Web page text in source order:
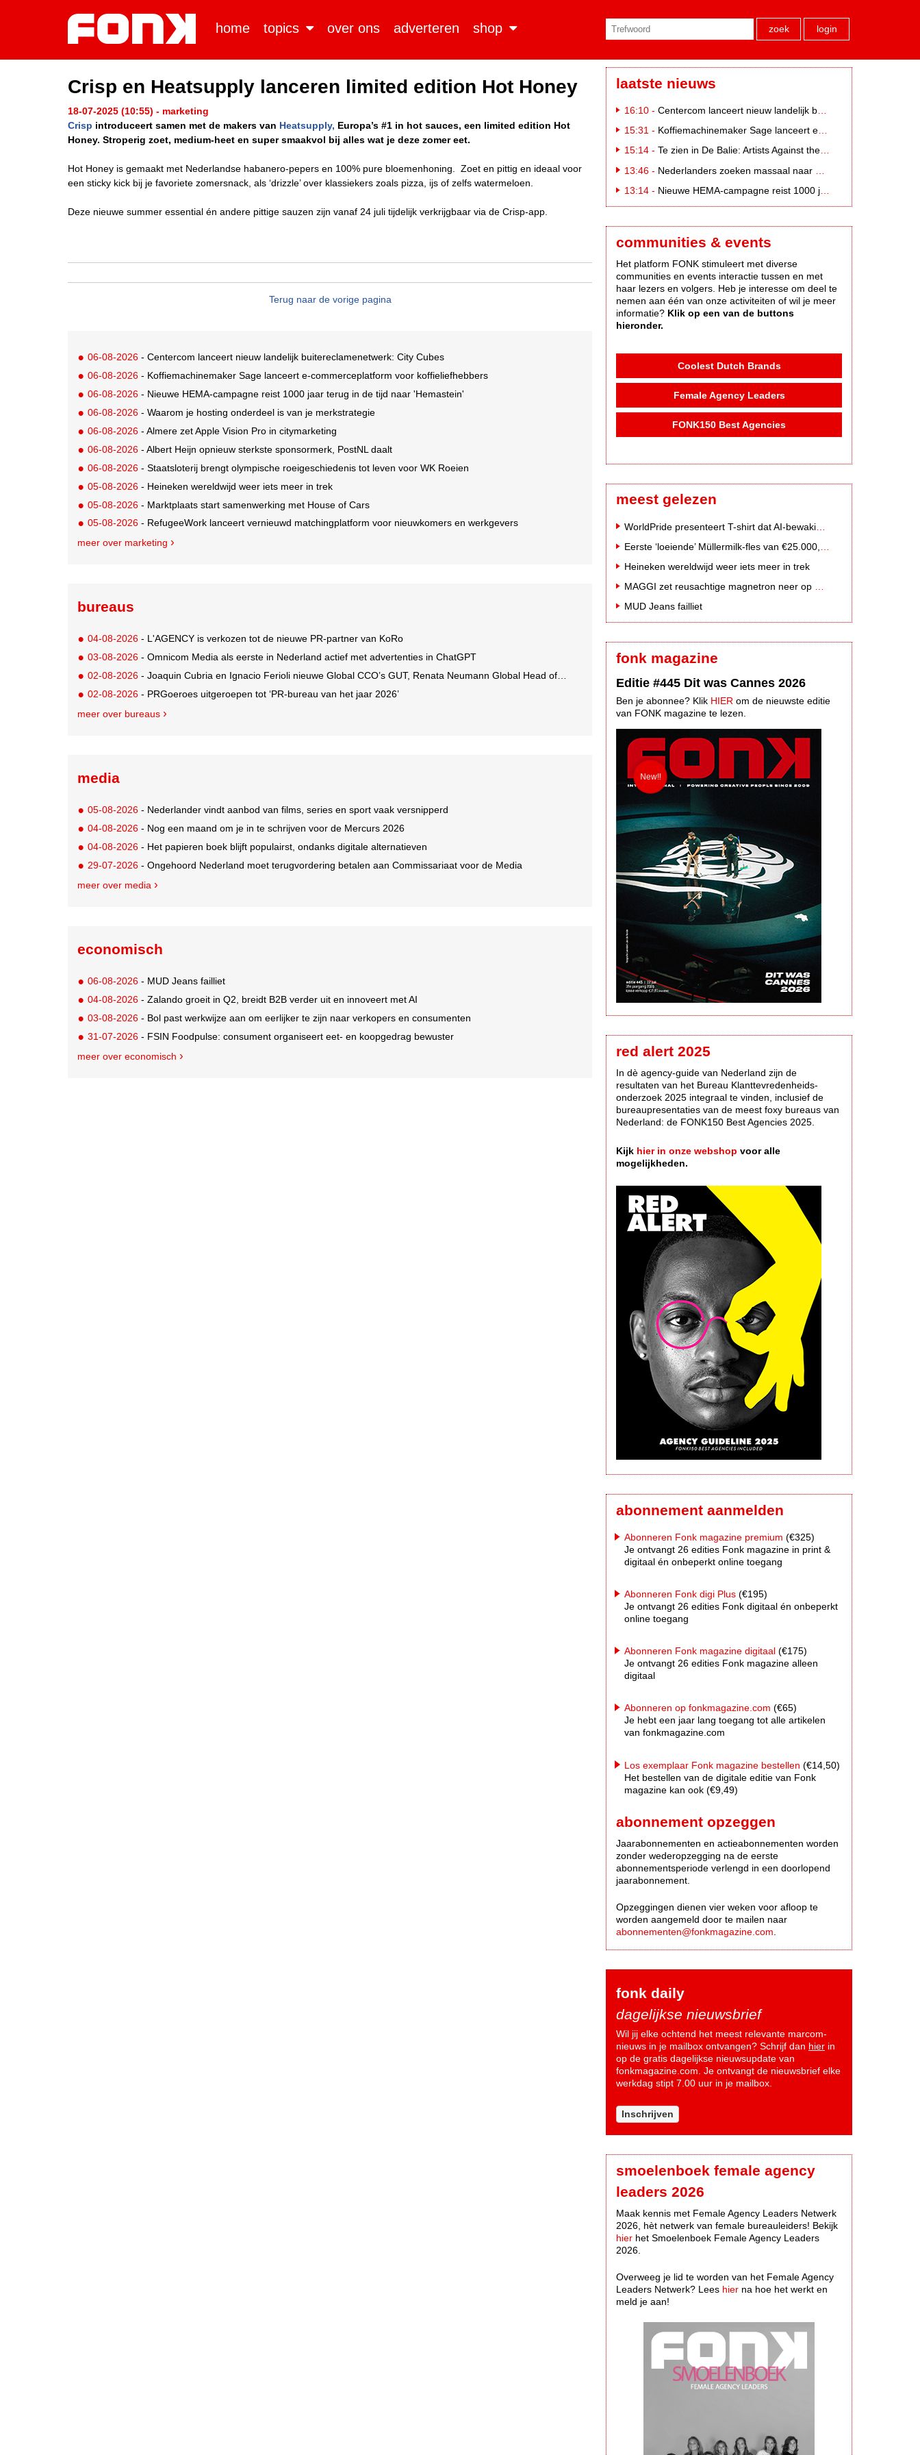
home topics over ons adverteren shop zoek login
Crisp en Heatsupply lanceren limited edition Hot Honey
18-07-2025 (10:55) - marketing
Crisp introduceert samen met de makers van Heatsupply, Europa’s #1 in hot sauces, een limited edition Hot
Honey. Stroperig zoet, medium-heet en super smaakvol bij alles wat je deze zomer eet.
Hot Honey is gemaakt met Nederlandse habanero-pepers en 100% pure bloemenhoning. Zoet en pittig en ideaal voor
een sticky kick bij je favoriete zomersnack, als ‘drizzle’ over klassiekers zoals pizza, ijs of zelfs watermeloen.
Deze nieuwe summer essential én andere pittige sauzen zijn vanaf 24 juli tijdelijk verkrijgbaar via de Crisp-app.
Terug naar de vorige pagina
06-08-2026 - Centercom lanceert nieuw landelijk buitereclamenetwerk: City Cubes
06-08-2026 - Koffiemachinemaker Sage lanceert e-commerceplatform voor koffieliefhebbers
06-08-2026 - Nieuwe HEMA-campagne reist 1000 jaar terug in de tijd naar 'Hemastein'
06-08-2026 - Waarom je hosting onderdeel is van je merkstrategie
06-08-2026 - Almere zet Apple Vision Pro in citymarketing
06-08-2026 - Albert Heijn opnieuw sterkste sponsormerk, PostNL daalt
06-08-2026 - Staatsloterij brengt olympische roeigeschiedenis tot leven voor WK Roeien
05-08-2026 - Heineken wereldwijd weer iets meer in trek
05-08-2026 - Marktplaats start samenwerking met House of Cars
05-08-2026 - RefugeeWork lanceert vernieuwd matchingplatform voor nieuwkomers en werkgevers
meer over marketing
bureaus
04-08-2026 - L'AGENCY is verkozen tot de nieuwe PR-partner van KoRo
03-08-2026 - Omnicom Media als eerste in Nederland actief met advertenties in ChatGPT
02-08-2026 - Joaquin Cubria en Ignacio Ferioli nieuwe Global CCO’s GUT, Renata Neumann Global Head of Production
02-08-2026 - PRGoeroes uitgeroepen tot ‘PR-bureau van het jaar 2026’
meer over bureaus
media
05-08-2026 - Nederlander vindt aanbod van films, series en sport vaak versnipperd
04-08-2026 - Nog een maand om je in te schrijven voor de Mercurs 2026
04-08-2026 - Het papieren boek blijft populairst, ondanks digitale alternatieven
29-07-2026 - Ongehoord Nederland moet terugvordering betalen aan Commissariaat voor de Media
meer over media
economisch
06-08-2026 - MUD Jeans failliet
04-08-2026 - Zalando groeit in Q2, breidt B2B verder uit en innoveert met AI
03-08-2026 - Bol past werkwijze aan om eerlijker te zijn naar verkopers en consumenten
31-07-2026 - FSIN Foodpulse: consument organiseert eet- en koopgedrag bewuster
meer over economisch
laatste nieuws
16:10 - Centercom lanceert nieuw landelijk buitereclamenetwerk: City Cubes
15:31 - Koffiemachinemaker Sage lanceert e-commerceplatform voor koffieliefhebbers
15:14 - Te zien in De Balie: Artists Against the Kremlin III
13:46 - Nederlanders zoeken massaal naar eclipsbrillen op Marktplaats
13:14 - Nieuwe HEMA-campagne reist 1000 jaar terug in de tijd naar 'Hemastein'
communities & events
Het platform FONK stimuleert met diverse
communities en events interactie tussen en met
haar lezers en volgers. Heb je interesse om deel te
nemen aan één van onze activiteiten of wil je meer
informatie? Klik op een van de buttons
hieronder.
Coolest Dutch Brands
Female Agency Leaders
FONK150 Best Agencies
meest gelezen
Heineken wereldwijd weer iets meer in trek
MUD Jeans failliet
fonk magazine
Editie #445 Dit was Cannes 2026
Ben je abonnee? Klik HIER om de nieuwste editie
van FONK magazine te lezen.
red alert 2025
In dè agency-guide van Nederland zijn de
resultaten van het Bureau Klanttevredenheids-
onderzoek 2025 integraal te vinden, inclusief de
bureaupresentaties van de meest foxy bureaus van
Nederland: de FONK150 Best Agencies 2025.
Kijk hier in onze webshop voor alle
mogelijkheden.
abonnement aanmelden
Abonneren Fonk magazine premium (€325)
Je ontvangt 26 edities Fonk magazine in print &
digitaal én onbeperkt online toegang
Abonneren Fonk digi Plus (€195)
Je ontvangt 26 edities Fonk digitaal én onbeperkt
online toegang
Abonneren Fonk magazine digitaal (€175)
Je ontvangt 26 edities Fonk magazine alleen
digitaal
Abonneren op fonkmagazine.com (€65)
Je hebt een jaar lang toegang tot alle artikelen
van fonkmagazine.com
Los exemplaar Fonk magazine bestellen (€14,50)
Het bestellen van de digitale editie van Fonk
magazine kan ook (€9,49)
abonnement opzeggen
Jaarabonnementen en actieabonnementen worden
zonder wederopzegging na de eerste
abonnementsperiode verlengd in een doorlopend
jaarabonnement.
Opzeggingen dienen vier weken voor afloop te
worden aangemeld door te mailen naar
abonnementen@fonkmagazine.com
fonk daily
dagelijkse nieuwsbrief
Wil jij elke ochtend het meest relevante marcom-
nieuws in je mailbox ontvangen? Schrijf dan hier in
op de gratis dagelijkse nieuwsupdate van
fonkmagazine.com. Je ontvangt de nieuwsbrief elke
werkdag stipt 7.00 uur in je mailbox.
Inschrijven
smoelenboek female agency
leaders 2026
Maak kennis met Female Agency Leaders Netwerk
2026, hèt netwerk van female bureauleiders! Bekijk
hier het Smoelenboek Female Agency Leaders
2026.
Overweeg je lid te worden van het Female Agency
Leaders Netwerk? Lees hier na hoe het werkt en
meld je aan!